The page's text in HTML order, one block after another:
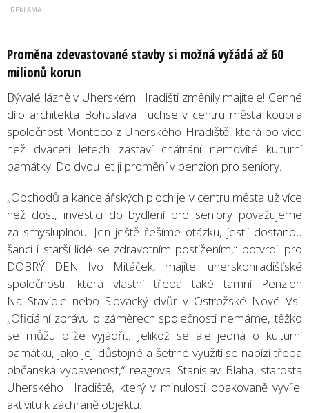
Proměna zdevastované stavby si možná vyžádá až 60
milionů korun
Bývalé lázně v Uherském Hradišti změnily majitele! Cenné
dílo architekta Bohuslava Fuchse v centru města koupila
společnost Monteco z Uherského Hradiště, která po více
než dvaceti letech zastaví chátrání nemovité kulturní
památky. Do dvou let ji promění v penzion pro seniory.
„Obchodů a kancelářských ploch je v centru města už více
než dost, investici do bydlení pro seniory považujeme
za smysluplnou. Jen ještě řešíme otázku, jestli dostanou
šanci i starší lidé se zdravotním postižením,“ potvrdil pro
DOBRÝ DEN Ivo Mitáček, majitel uherskohradišťské
společnosti, která vlastní třeba také tamní Penzion
Na Stavidle nebo Slovácký dvůr v Ostrožské Nové Vsi.
„Oficiální zprávu o záměrech společnosti nemáme, těžko
se můžu blíže vyjádřit. Jelikož se ale jedná o kulturní
památku, jako její důstojné a šetrné využití se nabízí třeba
občanská vybavenost,“ reagoval Stanislav Blaha, starosta
Uherského Hradiště, který v minulosti opakovaně vyvíjel
aktivitu k záchraně objektu.